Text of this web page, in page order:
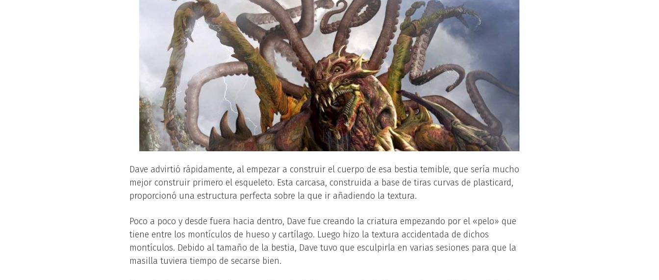
Dave advirtió rápidamente, al empezar a construir el cuerpo de esa bestia temible, que sería mucho
mejor construir primero el esqueleto. Esta carcasa, construida a base de tiras curvas de plasticard,
proporcionó una estructura perfecta sobre la que ir añadiendo la textura.
Poco a poco y desde fuera hacia dentro, Dave fue creando la criatura empezando por el «pelo» que
tiene entre los montículos de hueso y cartílago. Luego hizo la textura accidentada de dichos
montículos. Debido al tamaño de la bestia, Dave tuvo que esculpirla en varias sesiones para que la
masilla tuviera tiempo de secarse bien.